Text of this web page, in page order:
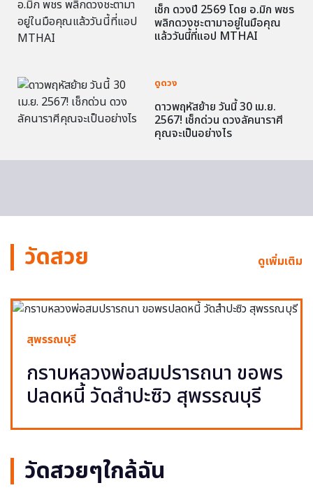
เช็ก ดวงปี 2569 โดย อ.มิก พชร
พลิกดวงชะตามาอยู่ในมือคุณ
แล้ววันนี้ที่แอป MTHAI
ดูดวง
ดาวพฤหัสย้าย วันนี้ 30 เม.ย.
2567! เช็กด่วน ดวงลัคนาราศี
คุณจะเป็นอย่างไร
วัดสวย ดูเพิ่มเติม
สุพรรณบุรี
กราบหลวงพ่อสมปรารถนา ขอพร
ปลดหนี้ วัดสำปะซิว สุพรรณบุรี
วัดสวยๆใกล้ฉัน